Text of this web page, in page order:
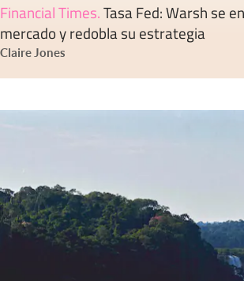
Financial Times.Tasa Fed: Warsh se
mercado y redobla su estrategia
Claire Jones